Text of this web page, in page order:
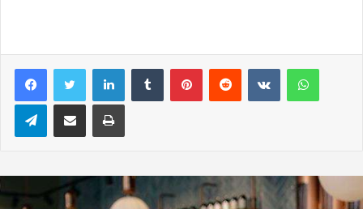
LinkedInTumblr PinterestReddit VKontakte
TelegramE-Posta ile paylaş Yazdır